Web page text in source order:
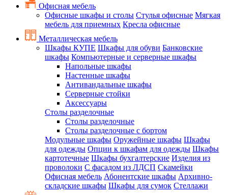
Офисная мебель
Офисные шкафы и столы Стулья офисные Мягкая
мебель для приемных Кресла офисные
Металлическая мебель
Шкафы КУПЕ Шкафы для обуви Банковские
шкафы Компьютерные и серверные шкафы
Напольные шкафы
Настенные шкафы
Антивандальные шкафы
Серверные стойки
Аксессуары
Столы разделочные
Столы разделочные
Столы разделочные с бортом
Модульные шкафы Оружейные шкафы Шкафы
для одежды Опции к шкафам для одежды Шкафы
картотечные Шкафы бухгалтерские Изделия из
проволоки С фасадом из ЛДСП Скамейки
Офисная мебель Абонентские шкафы Архивно-
складские шкафы Шкафы для сумок Стеллажи